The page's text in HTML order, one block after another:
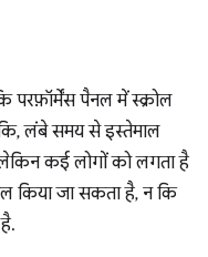
परफ़ॉर्मेंस पैनल में स्क्रोल
लंबे समय से इस्तेमाल
कई लोगों को लगता है
किया जा सकता है, न कि